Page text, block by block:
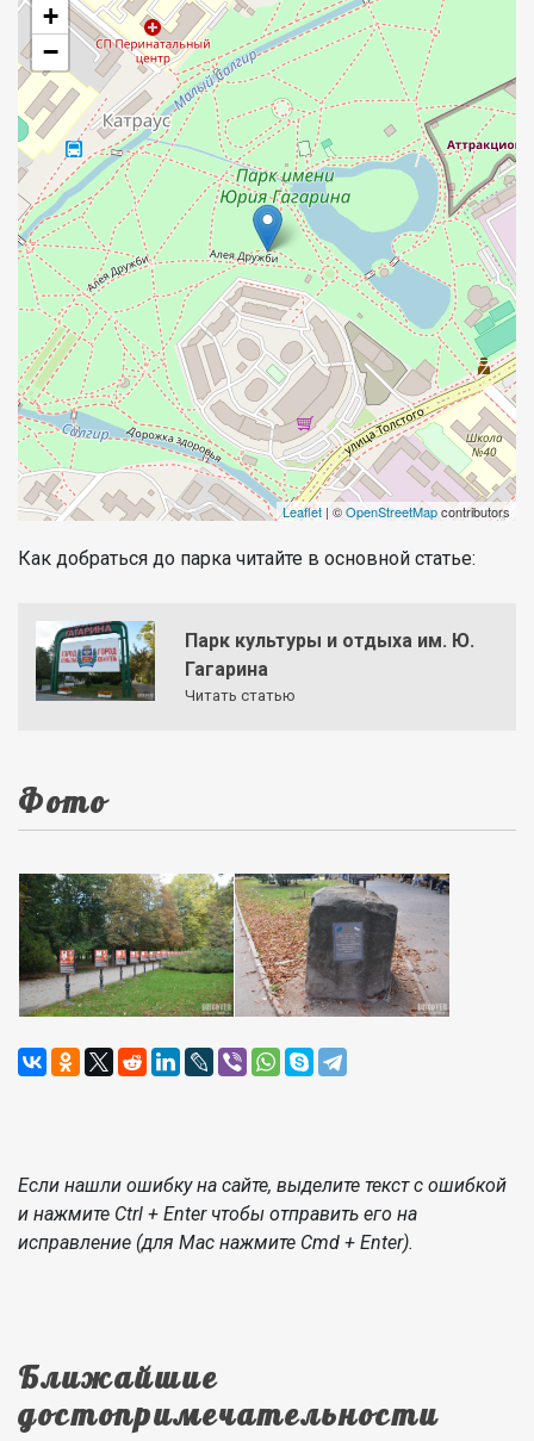
+
−
Leaflet | ©OpenStreetMapcontributors
Как добраться до парка читайте в основной статье:
Парк культуры и отдыха им. Ю.
Гагарина
Читать статью
Фото
Если нашли ошибку на сайте, выделите текст с ошибкой
и нажмите Ctrl + Enter чтобы отправить его на
исправление (для Mac нажмите Cmd + Enter).
Ближайшие
достопримечательности